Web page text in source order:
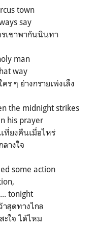
town
say
เขาพากันนินทา
man
way
ร ๆ ย่างกรายเพ่งเล็ง
the midnight strikes
his prayer
ที่ยงคืนเมื่อไหร่
างใจ
some action
tonight
าสุดทางไกล
ใจ ได้ไหม